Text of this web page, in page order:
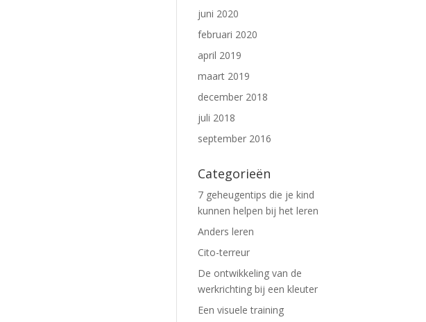
juni 2020
februari 2020
april 2019
maart 2019
december 2018
juli 2018
september 2016
Categorieën
7 geheugentips die je kind
kunnen helpen bij het leren
Anders leren
Cito-terreur
De ontwikkeling van de
werkrichting bij een kleuter
Een visuele training